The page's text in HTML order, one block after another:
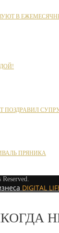
В
ПОЗДРАВИЛ
ПРЯНИКА
DIGITAL